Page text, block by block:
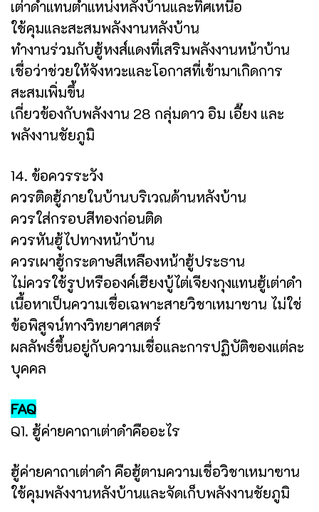
เต่าดำแทนตำแหน่งหลังบ้านและทิศเหนือ
ใช้คุมและสะสมพลังงานหลังบ้าน
ทำงานร่วมกับฮู้หงส์แดงที่เสริมพลังงานหน้าบ้าน
เชื่อว่าช่วยให้จังหวะและโอกาสที่เข้ามาเกิดการ
สะสมเพิ่มขึ้น
เกี่ยวข้องกับพลังงาน 28 กลุ่มดาว อิม เอี๊ยง และ
พลังงานชัยภูมิ
14. ข้อควรระวัง
ควรติดฮู้ภายในบ้านบริเวณด้านหลังบ้าน
ควรใส่กรอบสีทองก่อนติด
ควรหันฮู้ไปทางหน้าบ้าน
ควรเผาฮู้กระดาษสีเหลืองหน้าฮู้ประธาน
ไม่ควรใช้รูปหรือองค์เฮียงบู้ไต่เจียงกุงแทนฮู้เต่าดำ
เนื้อหาเป็นความเชื่อเฉพาะสายวิชาเหมาซาน ไม่ใช่
ข้อพิสูจน์ทางวิทยาศาสตร์
ผลลัพธ์ขึ้นอยู่กับความเชื่อและการปฏิบัติของแต่ละ
บุคคล
FAQ
Q1. ฮู้ค่ายคาถาเต่าดำคืออะไร
ฮู้ค่ายคาถาเต่าดำ คือฮู้ตามความเชื่อวิชาเหมาซาน
ใช้คุมพลังงานหลังบ้านและจัดเก็บพลังงานชัยภูมิ